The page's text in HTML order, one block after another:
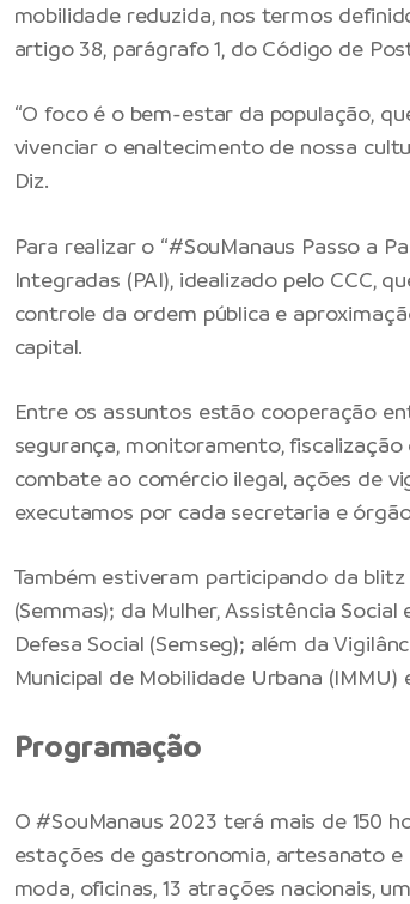
mobilidade reduzida, nos termos
artigo 38, parágrafo 1, do Código de
“O foco é o bem-estar da população,
vivenciar o enaltecimento de nossa
Diz.
Para realizar o “#SouManaus Passo a
Integradas (PAI), idealizado pelo CCC,
controle da ordem pública e
capital.
Entre os assuntos estão cooperação
segurança, monitoramento,
combate ao comércio ilegal, ações de
executamos por cada secretaria e
Também estiveram participando da
(Semmas); da Mulher, Assistência
Defesa Social (Semseg); além da
Municipal de Mobilidade Urbana (IMMU)
Programação
O #SouManaus 2023 terá mais de 150
estações de gastronomia, artesanato e
moda, oficinas, 13 atrações nacionais,